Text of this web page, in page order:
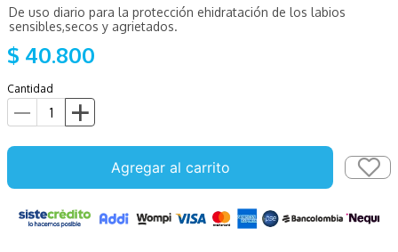
De uso diario para la protección ehidratación de los labios
sensibles,secos y agrietados.
$ 40.800
Cantidad
Agregar al carrito
posay